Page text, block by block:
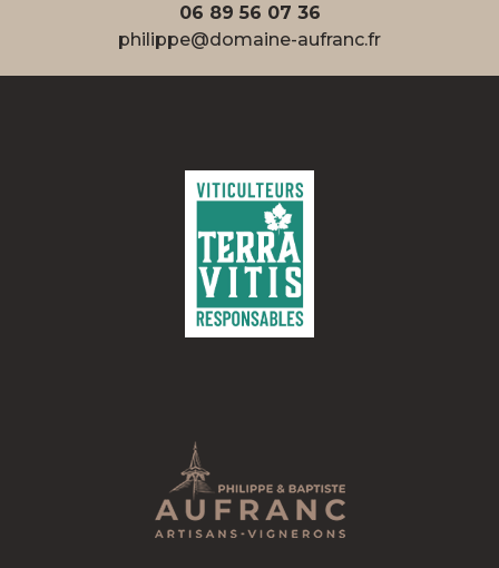
06 89 56 07 36
philippe@domaine-aufranc.fr